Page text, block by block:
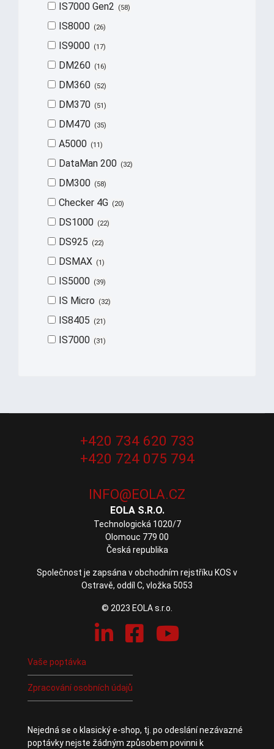
IS7000 Gen2 58
IS8000 26
IS9000 17
DM260 16
DM360 52
DM370 51
DM470 35
A5000 11
DataMan 200 32
DM300 58
Checker 4G 20
DS1000 22
DS925 22
DSMAX 1
IS5000 39
IS Micro 32
IS8405 21
IS7000 31
+420 734 620 733
+420 724 075 794
EOLA S.R.O.
Technologická 1020/7
Olomouc 779 00
Česká republika
Společnost je zapsána v obchodním rejstříku KOS v
Ostravě, oddíl C, vložka 5053
© 2023 EOLA s.r.o.
Vaše poptávka
Zpracování osobních údajů
Nejedná se o klasický e-shop, tj. po odeslání nezávazné
poptávky nejste žádným způsobem povinni k